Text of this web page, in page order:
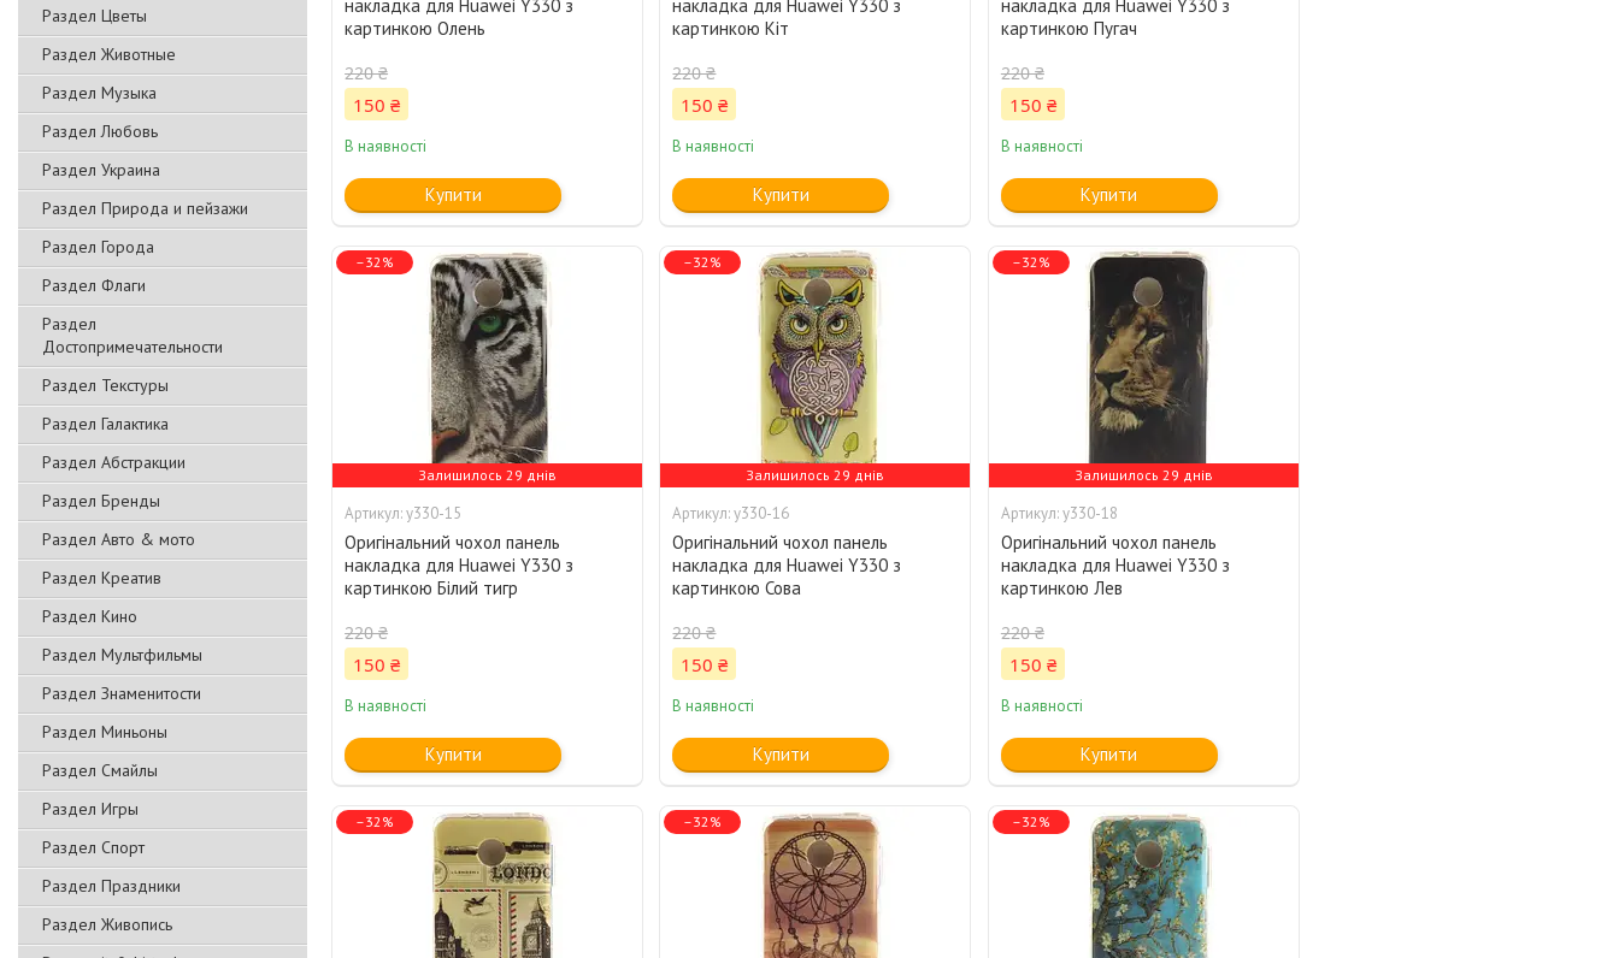
Раздел Цветы
Раздел Животные
Раздел Музыка
Раздел Любовь
Раздел Украина
Раздел Природа и пейзажи
Раздел Города
Раздел Флаги
Раздел
Достопримечательности
Раздел Текстуры
Раздел Галактика
Раздел Абстракции
Раздел Бренды
Раздел Авто & мото
Раздел Креатив
Раздел Кино
Раздел Мультфильмы
Раздел Знаменитости
Раздел Миньоны
Раздел Смайлы
Раздел Игры
Раздел Спорт
Раздел Праздники
Раздел Живопись
накладка для Huawei Y330 з
картинкою Олень
220 ₴
150 ₴
В наявності
Купити
накладка для Huawei Y330 з
картинкою Кіт
220 ₴
150 ₴
В наявності
Купити
накладка для Huawei Y330 з
картинкою Пугач
220 ₴
150 ₴
В наявності
Купити
–32%
Залишилось 29 днів
y330-15
Оригінальний чохол панель
накладка для Huawei Y330 з
картинкою Білий тигр
220 ₴
150 ₴
В наявності
Купити
–32%
Залишилось 29 днів
y330-16
Оригінальний чохол панель
накладка для Huawei Y330 з
картинкою Сова
220 ₴
150 ₴
В наявності
Купити
–32%
Залишилось 29 днів
y330-18
Оригінальний чохол панель
накладка для Huawei Y330 з
картинкою Лев
220 ₴
150 ₴
В наявності
Купити
–32% –32% –32%